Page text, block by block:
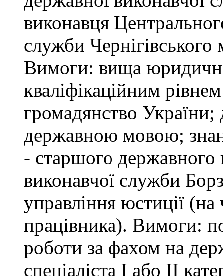
виконавця
служби Чернігівського
Вимоги: вища юридична
кваліфікаційним
громадянство України;
державною мовою;
- старшого державного
виконавчої служби
управління юстиції (на
працівника). Вимоги:
роботи за фахом на
спеціаліста І або ІІ